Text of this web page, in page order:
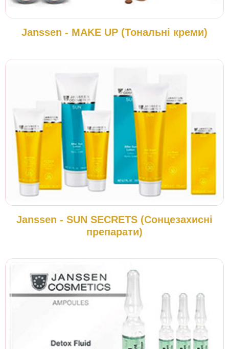
Janssen - MAKE UP (Тональні креми)
Janssen - SUN SECRETS (Сонцезахисні
препарати)